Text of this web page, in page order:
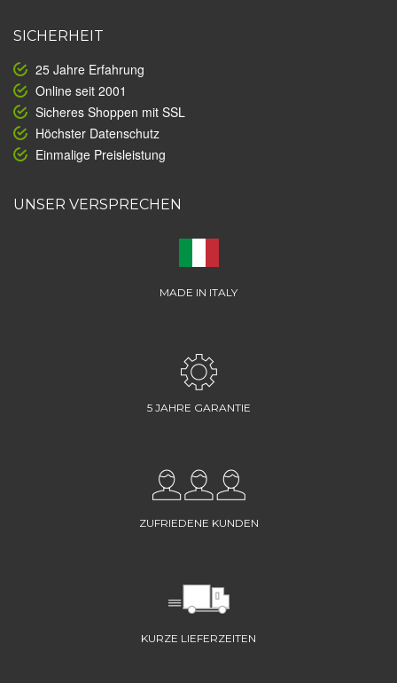
SICHERHEIT
25 Jahre Erfahrung
Online seit 2001
Sicheres Shoppen mit SSL
Höchster Datenschutz
Einmalige Preisleistung
UNSER VERSPRECHEN
MADE IN ITALY
5 JAHRE GARANTIE
ZUFRIEDENE KUNDEN
KURZE LIEFERZEITEN